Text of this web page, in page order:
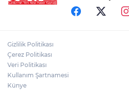
ÇANKIRI'DA 100
Gizlilik Politikası
Çerez Politikası
Veri Politikası
Kullanım Şartnamesi
Künye